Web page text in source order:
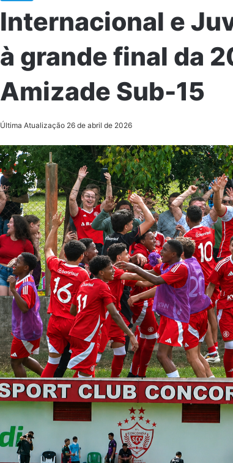
Internacional e
à grande final da
Amizade Sub-15
Última Atualização 26 de abril de 2026